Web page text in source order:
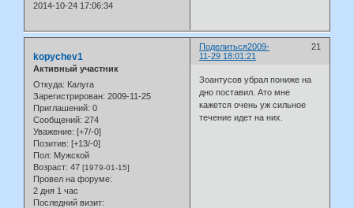
2014-10-24 17:06:34
Поделиться 21
2009-
11-29 18:01:21
kopychev1
Активный участник
Откуда: Калуга
Зарегистрирован: 2009-11-25
Приглашений: 0
Сообщений: 274
Уважение: [+7/-0]
Позитив: [+13/-0]
Пол: Мужской
Возраст: 47 [1979-01-15]
Провел на форуме:
2 дня 1 час
Последний визит:
Зоантусов убрал пониже на
дно поставил. Ато мне
кажется очень уж сильное
течение идет на них.